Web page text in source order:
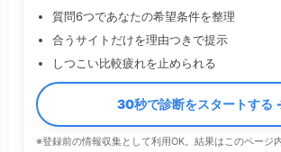
質問6つであなたの希望条件を整理
合うサイトだけを理由つきで提示
しつこい比較疲れを止められる
30秒で診断をスタートする
※登録前の情報収集として利用OK。結果はこのページ